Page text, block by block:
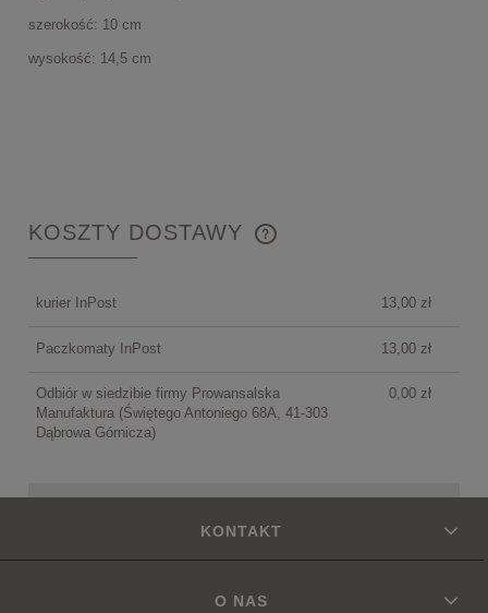
szerokość: 10 cm
wysokość: 14,5 cm
KOSZTY DOSTAWY
CENA NIE ZAWIERA EWENTUALNYCH KOSZTÓW
kurier InPost 13,00 zł
Paczkomaty InPost 13,00 zł
Odbiór w siedzibie firmy Prowansalska
Manufaktura(Świętego Antoniego 68A, 41-303
Dąbrowa Górnicza)
0,00 zł
KONTAKT
O NAS